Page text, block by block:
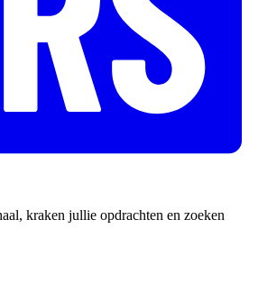
kraken jullie opdrachten en zoeken